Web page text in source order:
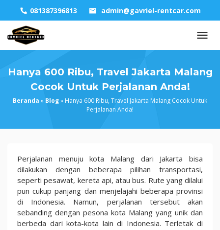
content
081387396813 admin@gavriel-rentcar.com
Hanya 600 Ribu, Travel Jakarta Malang
Cocok Untuk Perjalanan Anda!
Beranda » Blog» Hanya 600 Ribu, Travel Jakarta Malang Cocok Untuk
Perjalanan Anda!
Hanya
600
Ribu,
Travel
Jakarta
Malang
Cocok
Perjalanan menuju kota Malang dari Jakarta bisa
dilakukan dengan beberapa pilihan transportasi,
seperti pesawat, kereta api, atau bus. Rute yang dilalui
pun cukup panjang dan menjelajahi beberapa provinsi
di Indonesia. Namun, perjalanan tersebut akan
sebanding dengan pesona kota Malang yang unik dan
berbeda dari kota-kota lain di Indonesia. Terletak di